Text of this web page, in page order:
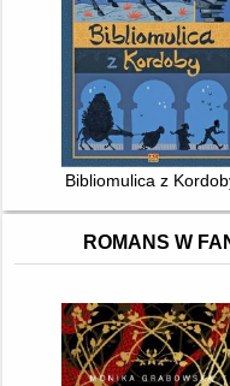
Bibliomulica z
ROMANS W